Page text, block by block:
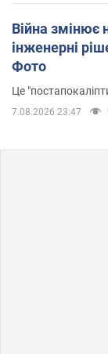
Війна змінює
інженерні
Фото
Це
7.08.2026 23:47